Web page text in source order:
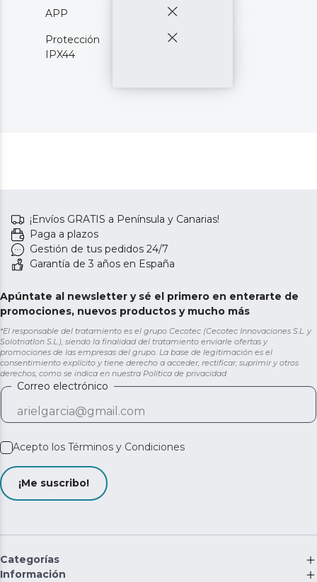
APP
Protección
IPX44
¡Envíos GRATIS a Península y Canarias!
Paga a plazos
Gestión de tus pedidos 24/7
Garantía de 3 años en España
Apúntate al newsletter y sé el primero en enterarte de
promociones, nuevos productos y mucho más
*El responsable del tratamiento es el grupo Cecotec (Cecotec Innovaciones S.L. y
Solotriatlon S.L.), siendo la finalidad del tratamiento enviarle ofertas y
promociones de las empresas del grupo. La base de legitimación es el
consentimiento explícito y tiene derecho a acceder, rectificar, suprimir y otros
derechos, como se indica en nuestra Política de privacidad
Correo electrónico
Acepto los Términos y Condiciones
¡Me suscribo!
Categorías
Información